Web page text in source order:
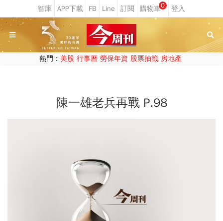
0
熱門： 美股 行事曆 勞保年資 股票抽籤 房地產
陳一雄老兵再戰 P.98